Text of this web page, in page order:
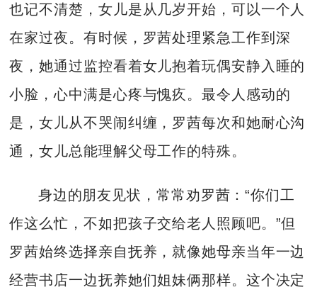
也记不清楚，女儿是从几岁开始，可以一个人
在家过夜。有时候，罗茜处理紧急工作到深
夜，她通过监控看着女儿抱着玩偶安静入睡的
小脸，心中满是心疼与愧疚。最令人感动的
是，女儿从不哭闹纠缠，罗茜每次和她耐心沟
通，女儿总能理解父母工作的特殊。
身边的朋友见状，常常劝罗茜：“你们工
作这么忙，不如把孩子交给老人照顾吧。”但
罗茜始终选择亲自抚养，就像她母亲当年一边
经营书店一边抚养她们姐妹俩那样。这个决定